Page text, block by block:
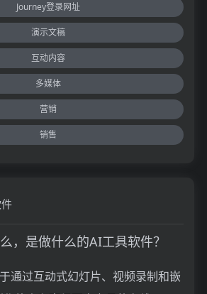
Journey登录网址
演示文稿
互动内容
多媒体
营销
销售
，是做什么的AI工具软件？
通过互动式幻灯片、视频录制和嵌